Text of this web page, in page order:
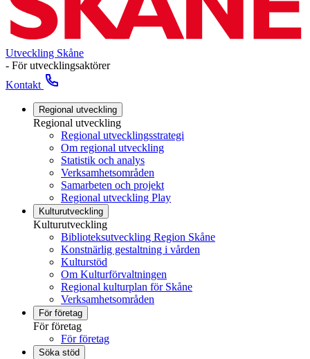
Utveckling Skåne
- För utvecklingsaktörer
Kontakt
Regional utveckling
Regional utveckling
Regional utvecklingsstrategi
Om regional utveckling
Statistik och analys
Verksamhetsområden
Samarbeten och projekt
Regional utveckling Play
Kulturutveckling
Kulturutveckling
Biblioteksutveckling Region Skåne
Konstnärlig gestaltning i vården
Kulturstöd
Om Kulturförvaltningen
Regional kulturplan för Skåne
Verksamhetsområden
För företag
För företag
För företag
Söka stöd